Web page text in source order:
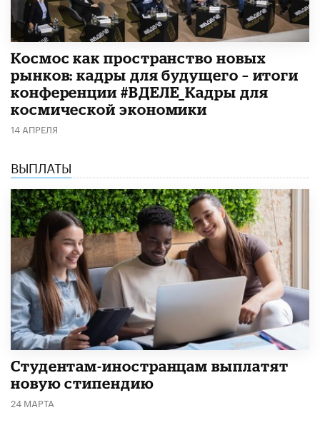
Космос как пространство новых
рынков: кадры для будущего – итоги
конференции #ВДЕЛЕ_Кадры для
космической экономики
14 АПРЕЛЯ
ВЫПЛАТЫ
Студентам-иностранцам выплатят
новую стипендию
24 МАРТА